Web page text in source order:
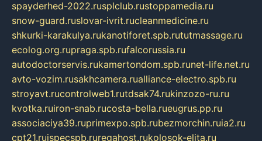
spayderhed-2022.rusplclub.rustoppamedia.ru
snow-guard.ruslovar-ivrit.rucleanmedicine.ru
shkurki-karakulya.rukanotiforet.spb.rututmassage.ru
ecolog.org.rupraga.spb.rufalcorussia.ru
autodoctorservis.rukamertondom.spb.runet-life.net.ru
avto-vozim.rusakhcamera.rualliance-electro.spb.ru
stroyavt.rucontrolweb1.rutdsak74.rukinzozo-ru.ru
kvotka.ruiron-snab.rucosta-bella.rueugrus.pp.ru
associaciya39.ruprimexpo.spb.rubezmorchin.ruia2.ru
cpt21.ruispecspb.ruregahost.rukolosok-elita.ru